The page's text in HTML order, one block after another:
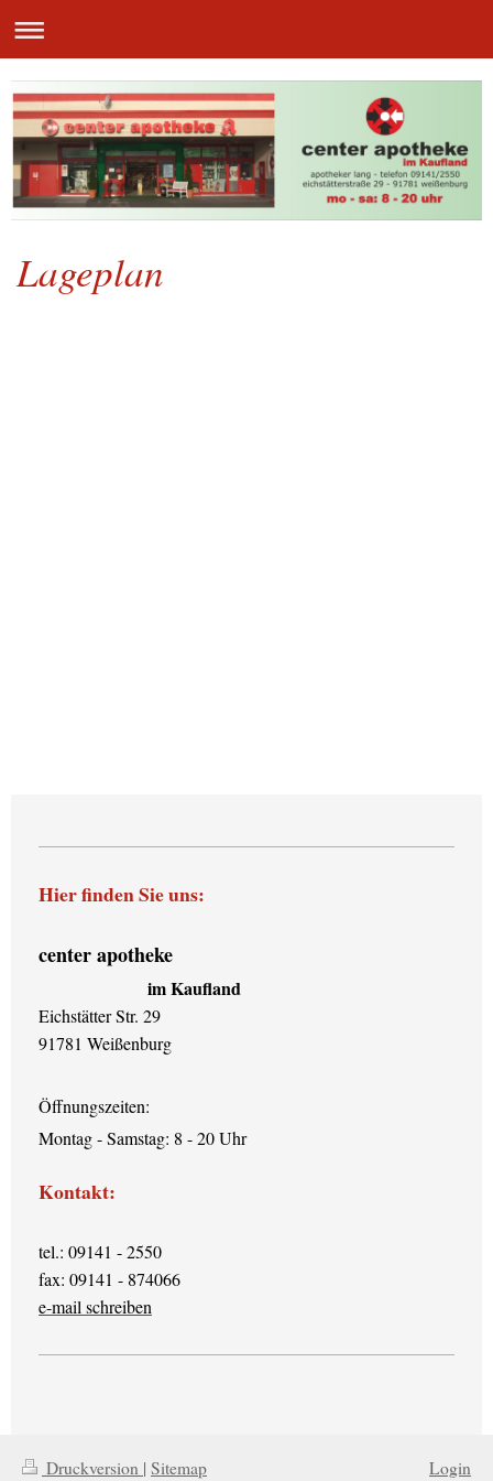
Lageplan
Hier finden Sie uns:
center apotheke
im Kaufland
Eichstätter Str. 29
91781 Weißenburg
Öffnungszeiten:
Montag - Samstag: 8 - 20 Uhr
Kontakt:
tel.: 09141 - 2550
fax: 09141 - 874066
e-mail schreiben
Druckversion | Sitemap
Login